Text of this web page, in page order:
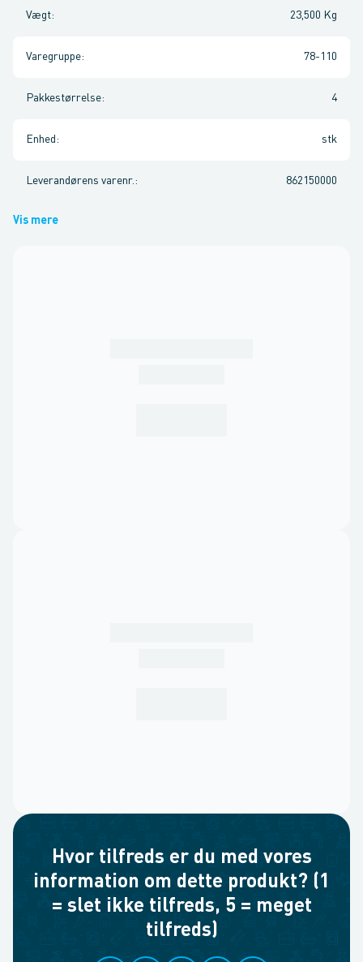
Vægt: 23,500 Kg
Varegruppe: 78-110
Pakkestørrelse: 4
Enhed : stk
Leverandørens varenr. : 862150000
Vis mere
Hvor tilfreds er du med vores
information om dette produkt? (1
= slet ikke tilfreds, 5 = meget
tilfreds)